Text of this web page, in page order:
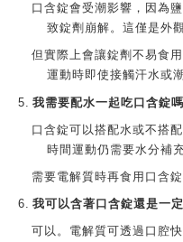
口含錠會受潮影響，因為
致錠劑崩解。這僅是外
但實際上會讓錠劑不易食用
運動時即使接觸汗水或
5. 我需要配水一起吃口含錠
口含錠可以搭配水或不搭
時間運動仍需要水分補
需要電解質時再食用口含錠
6. 我可以含著口含錠還是一
可以。電解質可透過口腔